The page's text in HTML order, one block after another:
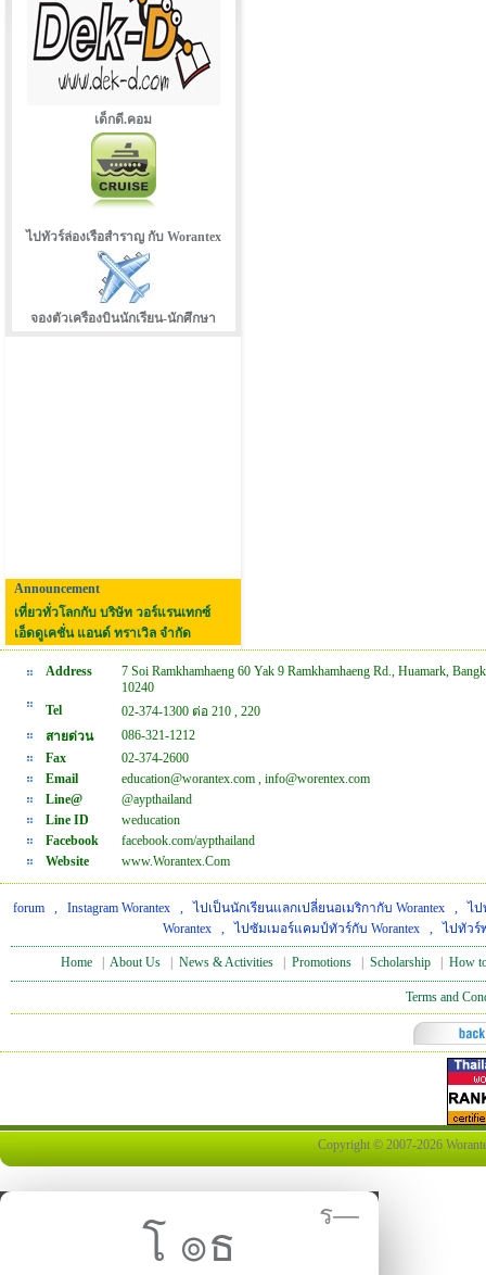
เด็กดี.คอม
ไปทัวร์ล่องเรือสำราญ กับ Worantex
จองตัวเครืองบินนักเรียน-นักศึกษา
Announcement
เที่ยวทั่วโลกกับ บริษัท วอร์แรนเทกซ์
เอ็ดดูเคชั่น แอนด์ ทราเวิล จำกัด
Address
7 Soi Ramkhamhaeng 60 Yak 9 Ramkhamhaeng Rd., Huamark,
10240
Tel
02-374-1300 ต่อ 210 , 220
สายด่วน
086-321-1212
Fax
02-374-2600
Email
education@worantex.com , info@worentex.com
Line@
@aypthailand
Line ID
weducation
Facebook
facebook.com/aypthailand
Website
www.Worantex.Com
forum , Instagram Worantex , ไปเป็นนักเรียนแลกเปลี่ยนอเมริกากับ Worantex , ไป
Worantex, ไปซัมเมอร์แคมป์ทัวร์กับ Worantex, ไปทัวร์
Home About Us News & Activities Promotions Scholarship How
Terms and
Copyright © 2007-2026
โ ๏ธ
ร—